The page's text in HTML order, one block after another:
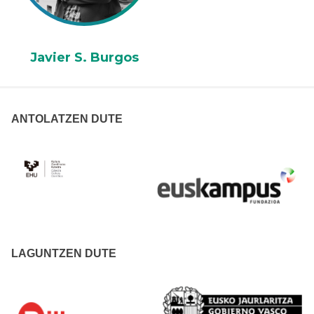
Javier S. Burgos
ANTOLATZEN DUTE
LAGUNTZEN DUTE